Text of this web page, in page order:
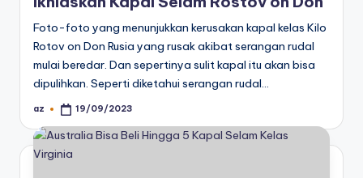
Foto-foto yang menunjukkan kerusakan kapal kelas Kilo
Rotov on Don Rusia yang rusak akibat serangan rudal
mulai beredar. Dan sepertinya sulit kapal itu akan bisa
dipulihkan. Seperti diketahui serangan rudal…
Posted
az 19/09/2023